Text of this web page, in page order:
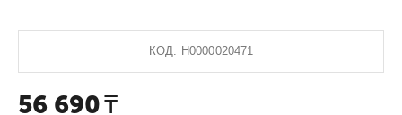
КОД: Н0000020471
56 690 ₸